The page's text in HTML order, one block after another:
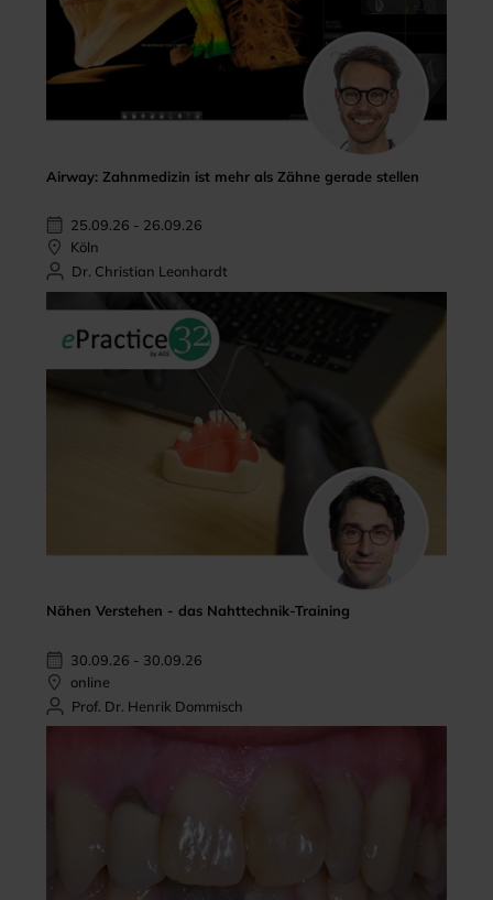
Airway: Zahnmedizin ist mehr als Zähne gerade stellen
25.09.26 - 26.09.26
Köln
Dr. Christian Leonhardt
Nähen Verstehen - das Nahttechnik-Training
30.09.26 - 30.09.26
online
Prof. Dr. Henrik Dommisch